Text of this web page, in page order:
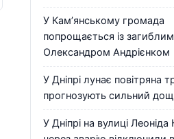
У Кам’янському громада
попрощається із
Олександром Андрієнком
У Дніпрі лунає повітряна
прогнозують сильний дощ
У Дніпрі на вулиці